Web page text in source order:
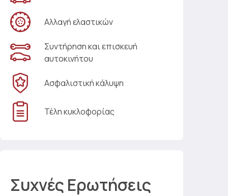
Αλλαγή ελαστικών
Συντήρηση και επισκευή
αυτοκινήτου
Ασφαλιστική κάλυψη
Τέλη κυκλοφορίας
Συχνές Ερωτήσεις